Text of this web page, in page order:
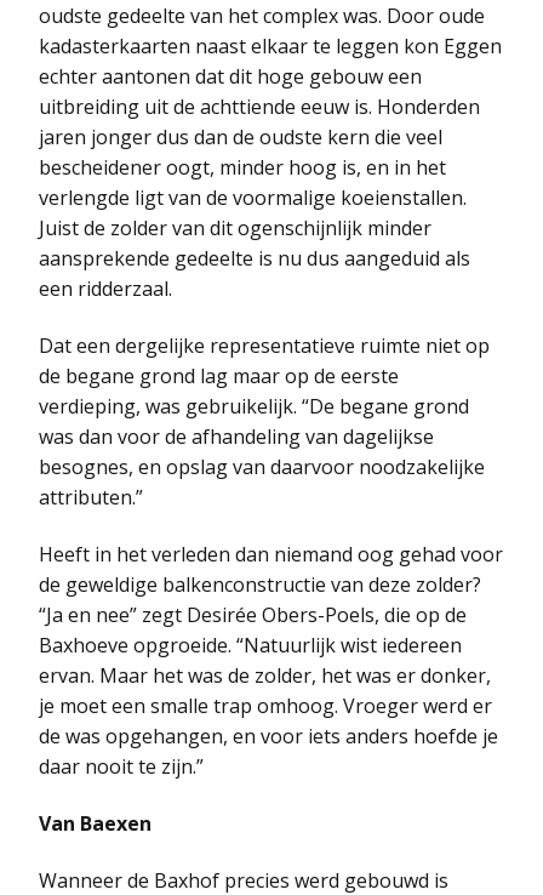
oudste gedeelte van het complex was. Door oude
kadasterkaarten naast elkaar te leggen kon Eggen
echter aantonen dat dit hoge gebouw een
uitbreiding uit de achttiende eeuw is. Honderden
jaren jonger dus dan de oudste kern die veel
bescheidener oogt, minder hoog is, en in het
verlengde ligt van de voormalige koeienstallen.
Juist de zolder van dit ogenschijnlijk minder
aansprekende gedeelte is nu dus aangeduid als
een ridderzaal.
Dat een dergelijke representatieve ruimte niet op
de begane grond lag maar op de eerste
verdieping, was gebruikelijk. “De begane grond
was dan voor de afhandeling van dagelijkse
besognes, en opslag van daarvoor noodzakelijke
attributen.”
Heeft in het verleden dan niemand oog gehad voor
de geweldige balkenconstructie van deze zolder?
“Ja en nee” zegt Desirée Obers-Poels, die op de
Baxhoeve opgroeide. “Natuurlijk wist iedereen
ervan. Maar het was de zolder, het was er donker,
je moet een smalle trap omhoog. Vroeger werd er
de was opgehangen, en voor iets anders hoefde je
daar nooit te zijn.”
Van Baexen
Wanneer de Baxhof precies werd gebouwd is